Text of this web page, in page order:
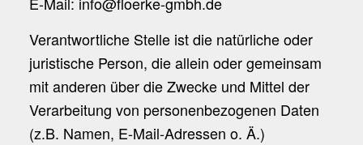
Verantwortliche Stelle ist die natürliche oder
juristische Person, die allein oder gemeinsam
mit anderen über die Zwecke und Mittel der
Verarbeitung von personenbezogenen Daten
(z.B. Namen, E-Mail-Adressen o. Ä.)